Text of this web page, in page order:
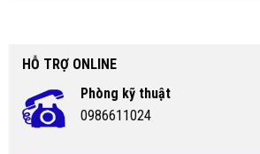
HỖ TRỢ ONLINE
Phòng kỹ thuật
0986611024